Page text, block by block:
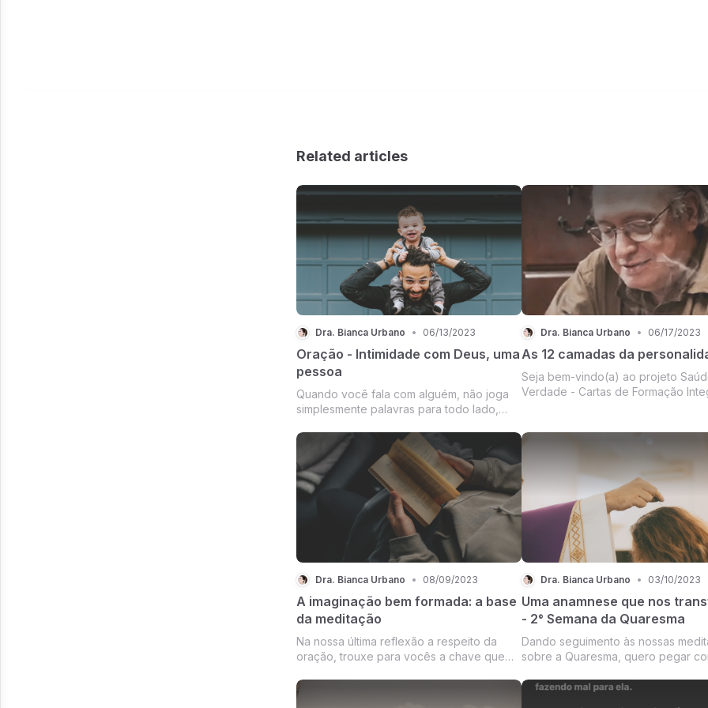
Related articles
Dra. Bianca Urbano • 06/13/2023
Oração - Intimidade com Deus, uma
pessoa
Quando você fala com alguém, não joga
simplesmente palavras para todo lado,
para uma pessoa
Dra. Bianca Urbano • 06/17/2023
As 12 camadas da
Seja bem-vindo(a) ao projeto
Verdade - Cartas de Formação
Dra. Bianca Urbano • 08/09/2023
A imaginação bem formada: a base
da meditação
Na nossa última reflexão a respeito da
oração, trouxe para vocês a chave que
progressão na vida espiritual: a oração
mental.
Dra. Bianca Urbano • 03/10/2023
Uma anamnese que nos
- 2° Semana da Quaresma
Dando seguimento às nossas
sobre a Quaresma, quero pegar
todos os profissionais da área da